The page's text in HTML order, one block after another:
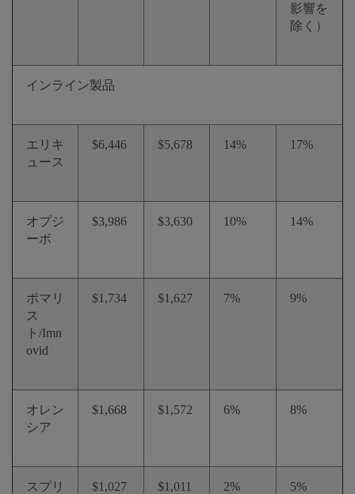
影響を
除く）
インライン製品
エリキ
ュース
$6,446 $5,678 14% 17%
オプジ
ーボ
$3,986 $3,630 10% 14%
ポマリ
ス
ト/Imn
ovid
$1,734 $1,627 7% 9%
オレン
シア
$1,668 $1,572 6% 8%
スプリ
$1,027 $1,011 2% 5%